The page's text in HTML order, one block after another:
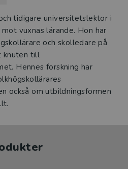
tidigare universitetslektor i
vuxnas lärande. Hon har
och skolledare på
knuten till
Hennes forskning har
också om utbildningsformen